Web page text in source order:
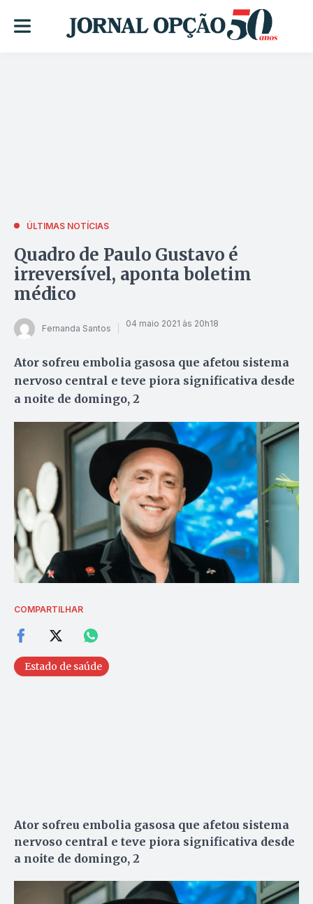
ÚLTIMAS NOTÍCIAS
Quadro de Paulo Gustavo é
irreversível, aponta boletim
médico
Fernanda Santos 04 maio 2021 às 20h18
Ator sofreu embolia gasosa que afetou sistema
nervoso central e teve piora significativa desde
a noite de domingo, 2
COMPARTILHAR
Estado de saúde
Ator sofreu embolia gasosa que afetou sistema
nervoso central e teve piora significativa desde
a noite de domingo, 2